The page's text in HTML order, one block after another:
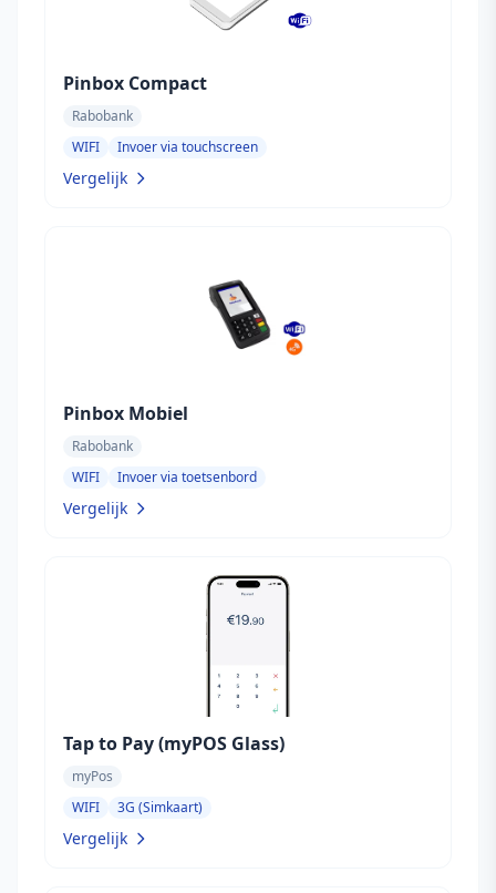
Pinbox Compact
Rabobank
WIFI
Invoer via touchscreen
Vergelijk
Pinbox Mobiel
Rabobank
WIFI
Invoer via toetsenbord
Vergelijk
Tap to Pay (myPOS Glass)
myPos
WIFI
3G (Simkaart)
Vergelijk